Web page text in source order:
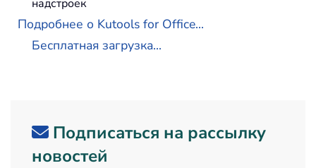
надстроек
Подробнее о Kutools for Office...
Бесплатная загрузка...
Подписаться на рассылку
новостей